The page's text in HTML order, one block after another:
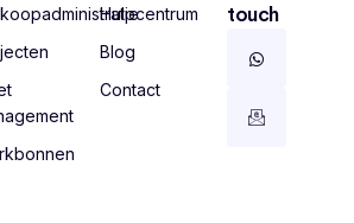
Hulpcentrum
Blog
Contact
touch